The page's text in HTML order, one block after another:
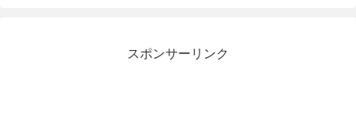
スポンサーリンク